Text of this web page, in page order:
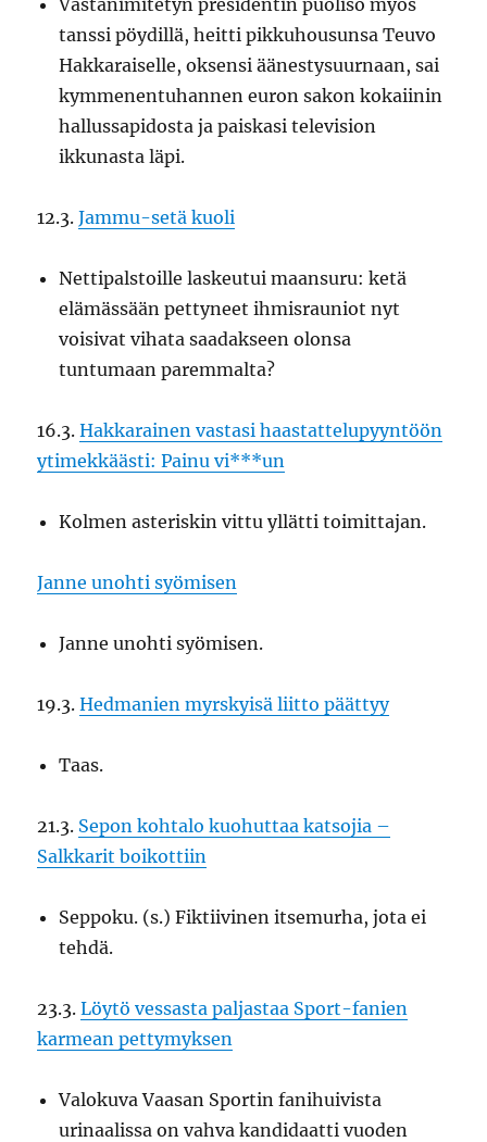
Vastanimitetyn presidentin puoliso myös
tanssi pöydillä, heitti pikkuhousunsa Teuvo
Hakkaraiselle, oksensi äänestysuurnaan, sai
kymmenentuhannen euron sakon kokaiinin
hallussapidosta ja paiskasi television
ikkunasta läpi.
12.3.Jammu-setä kuoli
Nettipalstoille laskeutui maansuru: ketä
elämässään pettyneet ihmisrauniot nyt
voisivat vihata saadakseen olonsa
tuntumaan paremmalta?
16.3.Hakkarainen vastasi haastattelupyyntöön
ytimekkäästi: Painu vi***un
Kolmen asteriskin vittu yllätti toimittajan.
Janne unohti syömisen
Janne unohti syömisen.
19.3.Hedmanien myrskyisä liitto päättyy
Taas.
21.3. Sepon kohtalo kuohuttaa katsojia –
Salkkarit boikottiin
Seppoku. (s.) Fiktiivinen itsemurha, jota ei
tehdä.
23.3.Löytö vessasta paljastaa Sport-fanien
karmean pettymyksen
Valokuva Vaasan Sportin fanihuivista
urinaalissa on vahva kandidaatti vuoden